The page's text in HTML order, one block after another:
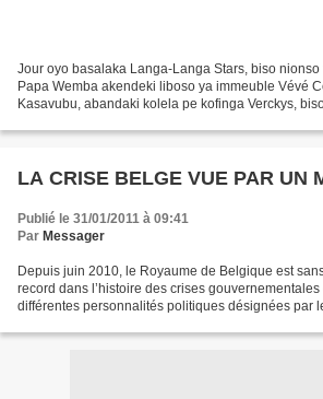
Jour oyo basalaka Langa-Langa Stars, biso nionso
Papa Wemba akendeki liboso ya immeuble Vévé
Kasavubu, abandaki kolela pe kofinga Verckys,
LA CRISE BELGE VUE PAR UN
Publié le 31/01/2011 à 09:41
Par Messager
Depuis juin 2010, le Royaume de Belgique est
record dans l’histoire des crises
différentes personnalités politiques désignées par